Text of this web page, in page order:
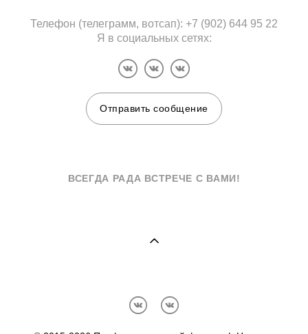
Телефон (телеграмм, вотсап): +7 (902) 644 95 22
Я в социальных сетях:
Отправить сообщение
ВСЕГДА РАДА ВСТРЕЧЕ С ВАМИ!